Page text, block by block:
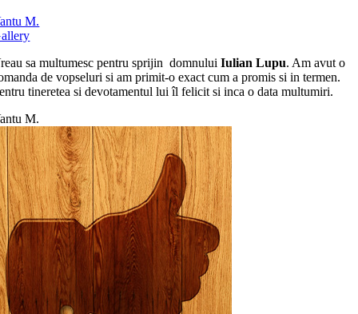
M.
sa multumesc pentru sprijin domnuluiIulian Lupu. Am avut o
de vopseluri si am primit-o exact cum a promis si in termen.
tineretea si devotamentul lui îl felicit si inca o data multumiri.
M.